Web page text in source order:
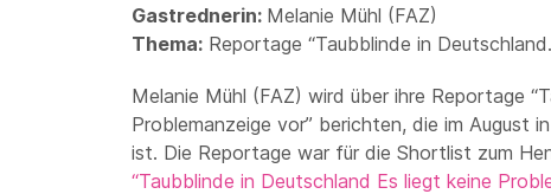
Gastrednerin: Melanie Mühl (FAZ)
Thema: Reportage “Taubblinde in
Melanie Mühl (FAZ) wird über ihre Reportage
Problemanzeige vor” berichten, die im August
ist. Die Reportage war für die Shortlist zum
“Taubblinde in Deutschland Es liegt keine